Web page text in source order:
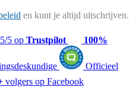
en kunt je altijd uitschrijven.
/5 op Trustpilot 100%
Officieel
volgers op Facebook